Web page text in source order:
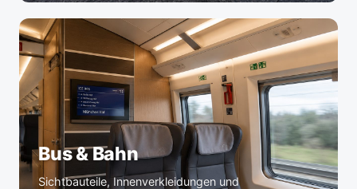
Bus & Bahn
Sichtbauteile, Innenverkleidungen und